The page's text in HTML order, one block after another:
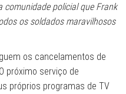
comunidade policial que Frank
os soldados maravilhosos
os cancelamentos de
próximo serviço de
próprios programas de TV